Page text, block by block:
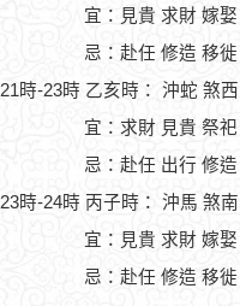
宜：見貴 求財 嫁
忌：赴任 修造 移
21時-23時 乙亥時： 沖蛇 煞
宜：求財 見貴 祭
忌：赴任 出行 修
23時-24時 丙子時： 沖馬 煞
宜：見貴 求財 嫁
忌：赴任 修造 移